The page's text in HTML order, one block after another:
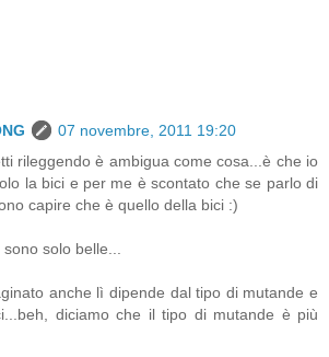
07 novembre, 2011 19:20
rileggendo è ambigua come cosa...è che io
la bici e per me è scontato che se parlo di
capire che è quello della bici :)
solo belle...
anche lì dipende dal tipo di mutande e
diciamo che il tipo di mutande è più